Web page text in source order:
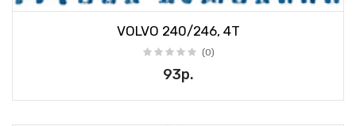
VOLVO 240/246, 4T
(0)
93р.